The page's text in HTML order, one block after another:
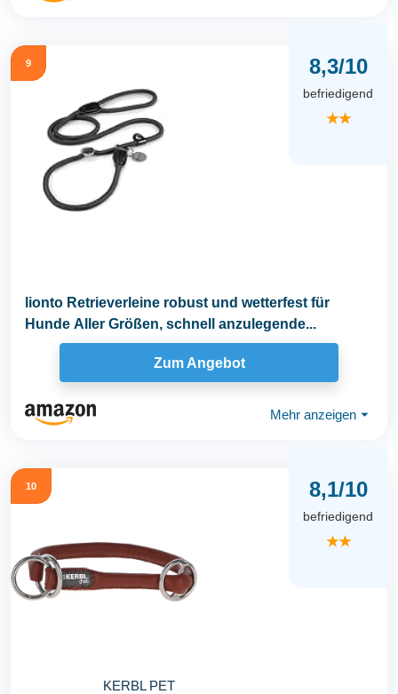
9 8,3/10
befriedigend
★★
lionto Retrieverleine robust und wetterfest für
Hunde Aller Größen, schnell anzulegende...
Zum Angebot
Mehr anzeigen ⏷
10
KERBL PET
8,1/10
befriedigend
★★